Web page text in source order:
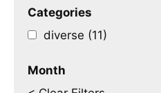
Categories
diverse (11)
Month